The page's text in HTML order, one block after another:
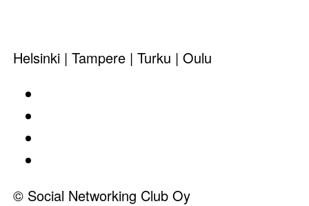
Helsinki | Tampere | Turku | Oulu
© Social Networking Club Oy